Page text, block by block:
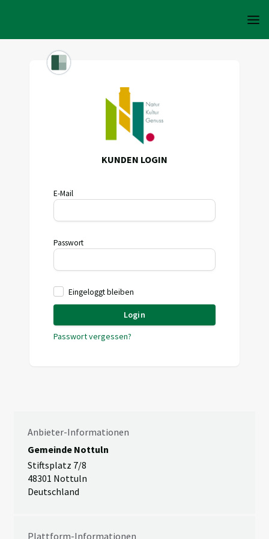
KUNDEN LOGIN
E-Mail
Passwort
Eingeloggt bleiben
Login
Passwort vergessen?
Anbieter-Informationen
Gemeinde Nottuln
Stiftsplatz 7/8
48301 Nottuln
Deutschland
Plattform-Informationen